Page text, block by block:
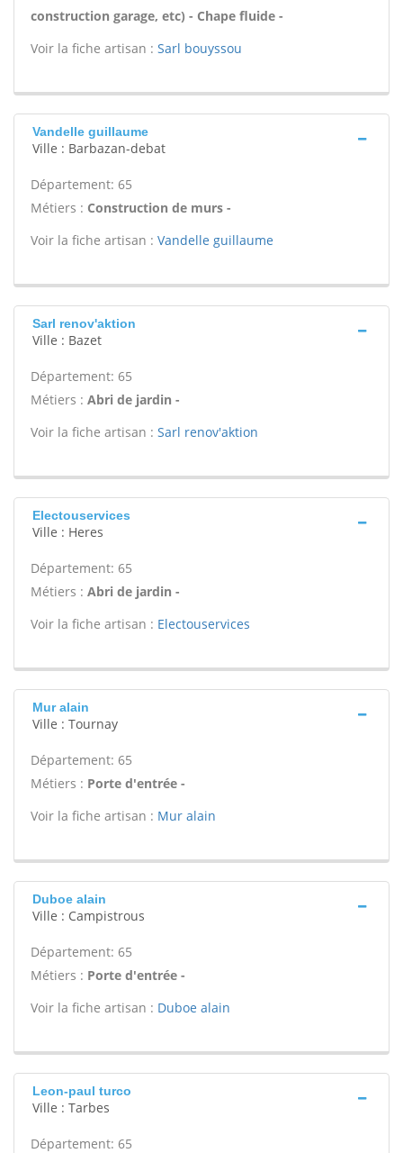
construction garage, etc) - Chape fluide -
Voir la fiche artisan : Sarl bouyssou
Vandelle guillaume
Ville : Barbazan-debat
Département: 65
Métiers : Construction de murs -
Voir la fiche artisan : Vandelle guillaume
Sarl renov'aktion
Ville : Bazet
Département: 65
Métiers : Abri de jardin -
Voir la fiche artisan : Sarl renov'aktion
Electouservices
Ville : Heres
Département: 65
Métiers : Abri de jardin -
Voir la fiche artisan : Electouservices
Mur alain
Ville : Tournay
Département: 65
Métiers : Porte d'entrée -
Voir la fiche artisan : Mur alain
Duboe alain
Ville : Campistrous
Département: 65
Métiers : Porte d'entrée -
Voir la fiche artisan : Duboe alain
Leon-paul turco
Ville : Tarbes
Département: 65